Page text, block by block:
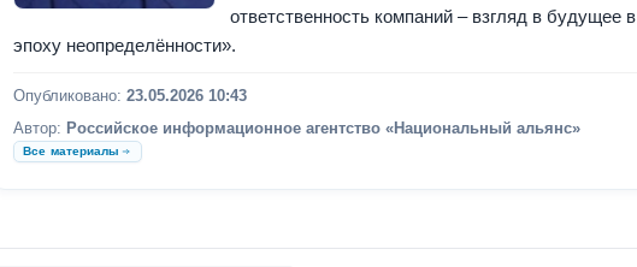
ответственность компаний – взгляд в будущее в
эпоху неопределённости».
Опубликовано:23.05.2026 10:43
Автор: Российское информационное агентство «Национальный альянс»
Все материалы